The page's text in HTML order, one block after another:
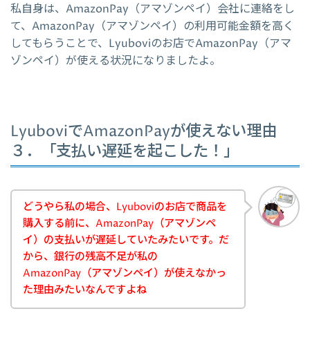
私自身は、AmazonPay（アマゾンペイ）会社に連絡をし
て、AmazonPay（アマゾンペイ）の利用可能金額を高く
してもらうことで、Lyuboviのお店でAmazonPay（アマ
ゾンペイ）が使える状況になりましたよ。
LyuboviでAmazonPayが使えない理由
３．「支払い遅延を起こした！」
どうやら私の場合、Lyuboviのお店で商品を
購入する前に、AmazonPay（アマゾンペ
イ）の支払いが遅延していたみたいです。だ
から、銀行の残高不足が私の
AmazonPay（アマゾンペイ）が使えなかっ
た理由みたいなんですよね